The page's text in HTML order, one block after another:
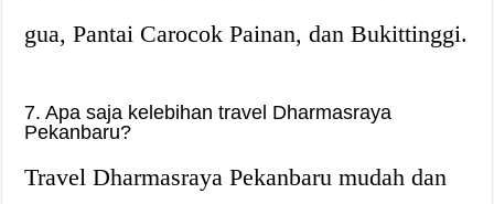
gua, Pantai Carocok Painan, dan Bukittinggi.
7. Apa saja kelebihan travel Dharmasraya
Pekanbaru?
Travel Dharmasraya Pekanbaru mudah dan